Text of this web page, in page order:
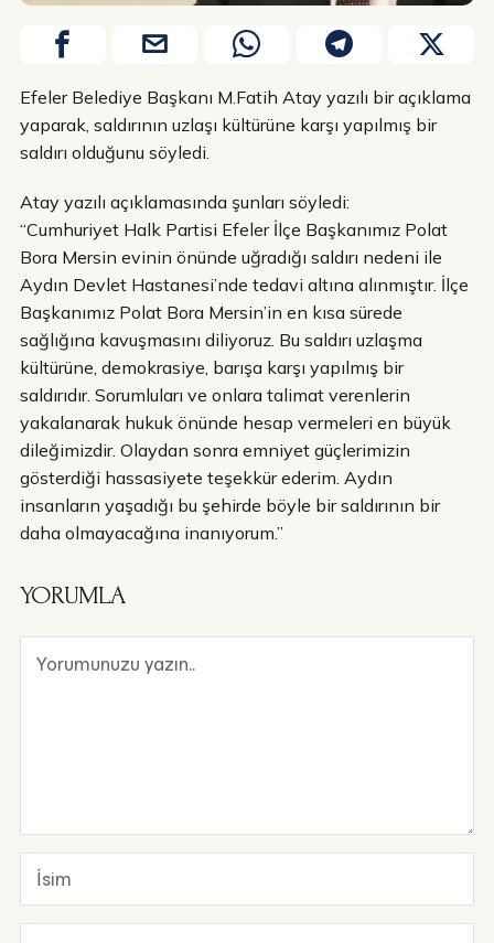
Efeler Belediye Başkanı M.Fatih Atay yazılı bir açıklama
yaparak, saldırının uzlaşı kültürüne karşı yapılmış bir
saldırı olduğunu söyledi.
Atay yazılı açıklamasında şunları söyledi:
“Cumhuriyet Halk Partisi Efeler İlçe Başkanımız Polat
Bora Mersin evinin önünde uğradığı saldırı nedeni ile
Aydın Devlet Hastanesi’nde tedavi altına alınmıştır. İlçe
Başkanımız Polat Bora Mersin’in en kısa sürede
sağlığına kavuşmasını diliyoruz. Bu saldırı uzlaşma
kültürüne, demokrasiye, barışa karşı yapılmış bir
saldırıdır. Sorumluları ve onlara talimat verenlerin
yakalanarak hukuk önünde hesap vermeleri en büyük
dileğimizdir. Olaydan sonra emniyet güçlerimizin
gösterdiği hassasiyete teşekkür ederim. Aydın
insanların yaşadığı bu şehirde böyle bir saldırının bir
daha olmayacağına inanıyorum.”
YORUMLA